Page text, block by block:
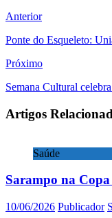
Anterior
Ponte do Esqueleto:
Próximo
Semana Cultural
Artigos
Saúde
Sarampo na Copa
10/06/2026 Publicador